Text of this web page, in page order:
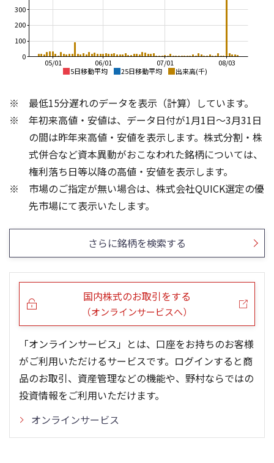
5日移動平均 25日移動平均 出来高(千)
08/03
07/01
06/01
05/01
0
100
200
300
13週移動平均 26週移動平均 出来高(千)
300
500
700
800
0
1,000
1,500
2,000
5ヶ月移動平均 25ヶ月移動平均 出来高(百万)
0
1,000
2,000
2,500
3,000
0
3
最低15分遅れのデータを表示（計算）しています。
年初来高値・安値は、データ日付が1月1日～3月31日
の間は昨年来高値・安値を表示します。株式分割・株
式併合など資本異動がおこなわれた銘柄については、
権利落ち日等以降の高値・安値を表示します。
市場のご指定が無い場合は、株式会社QUICK選定の優
先市場にて表示いたします。
さらに銘柄を検索する
国内株式のお取引をする
（オンラインサービスへ）
「オンラインサービス」とは、口座をお持ちのお客様
がご利用いただけるサービスです。ログインすると商
品のお取引、資産管理などの機能や、野村ならではの
投資情報をご利用いただけます。
オンラインサービス